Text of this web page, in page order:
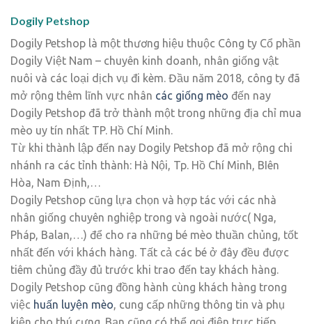
Dogily Petshop
Dogily Petshop là một thương hiệu thuộc Công ty Cổ phần
Dogily Việt Nam – chuyên kinh doanh, nhân giống vật
nuôi và các loại dịch vụ đi kèm. Đầu năm 2018, công ty đã
mở rộng thêm lĩnh vực nhân các giống mèo đến nay
Dogily Petshop đã trở thành một trong những địa chỉ mua
mèo uy tín nhất TP. Hồ Chí Minh.
Từ khi thành lập đến nay Dogily Petshop đã mở rộng chi
nhánh ra các tỉnh thành: Hà Nội, Tp. Hồ Chí Minh, BIên
Hòa, Nam Định,…
Dogily Petshop cũng lựa chọn và hợp tác với các nhà
nhân giống chuyên nghiệp trong và ngoài nước( Nga,
Pháp, Balan,…) để cho ra những bé mèo thuần chủng, tốt
nhất đến với khách hàng. Tất cả các bé ở đây đều được
tiêm chủng đầy đủ trước khi trao đến tay khách hàng.
Dogily Petshop cũng đồng hành cùng khách hàng trong
việc huấn luyện mèo, cung cấp những thông tin và phụ